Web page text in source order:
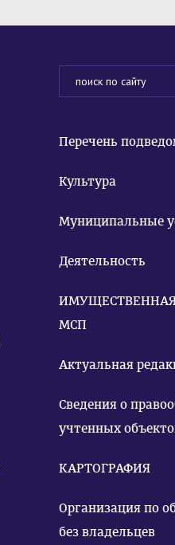
Перечень
Культура
Муниципальные
Деятельность
МСП
Актуальная
Сведения о
учтенных
КАРТОГРАФИЯ
Организация по
без владельцев